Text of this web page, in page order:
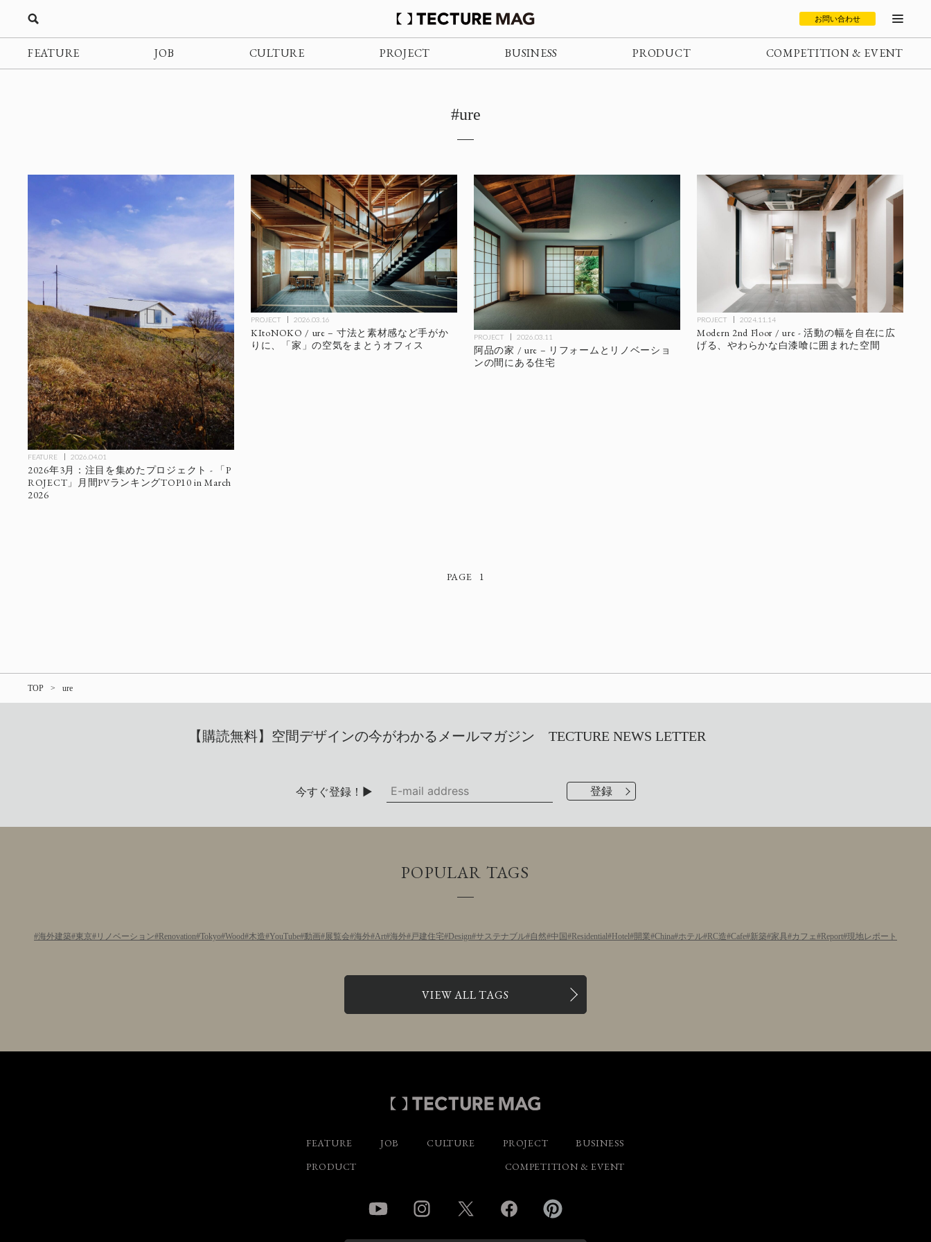
お問い合わせ
FEATURE JOB CULTURE PROJECT BUSINESS PRODUCT COMPETITION & EVENT
#ure
FEATURE 2026.04.01
2026年3月：注目を集めたプロジェクト - 「P
ROJECT」月間PVランキングTOP10 in March
2026
PROJECT 2026.03.16
KItoNOKO / ure – 寸法と素材感など手がか
りに、「家」の空気をまとうオフィス
PROJECT 2026.03.11
阿品の家 / ure – リフォームとリノベーショ
ンの間にある住宅
PROJECT 2024.11.14
Modern 2nd Floor / ure - 活動の幅を自在に広
げる、やわらかな白漆喰に囲まれた空間
1
TOP ure
【購読無料】空間デザインの今がわかるメールマガジン TECTURE NEWS LETTER
今すぐ登録！▶
POPULAR TAGS
海外建築 東京 リノベーション Renovation Tokyo Wood 木造 YouTube 動画 展覧会 海外 Art 海外 戸建住宅 Design サステナブル 自然 中国 Residential Hotel 開業 China ホテル RC造 Cafe 新築 家具 カフェ Report 現地レポート
VIEW ALL TAGS
FEATURE JOB CULTURE PROJECT
BUSINESS
PRODUCT
COMPETITION & EVENT
YouTube Instagram Twitter Facebook